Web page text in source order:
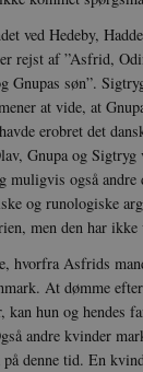
ved Hedeby,
rejst af ”Asfrid,
Gnupas søn”.
at vide, at
erobret det
Gnupa og
muligvis også andre
og runologiske
men den har
hvorfra Asfrids
At dømme
kan hun og hendes
andre kvinder
denne tid. En